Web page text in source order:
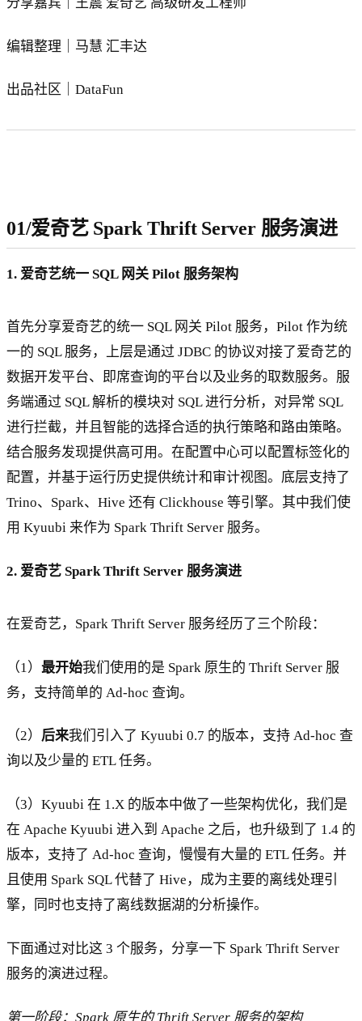
编辑整理｜马慧 汇丰达
出品社区｜DataFun
01/爱奇艺 Spark Thrift Server 服务演进
1. 爱奇艺统一 SQL 网关 Pilot 服务架构
首先分享爱奇艺的统一 SQL 网关 Pilot 服务，Pilot 作为统
一的 SQL 服务，上层是通过 JDBC 的协议对接了爱奇艺的
数据开发平台、即席查询的平台以及业务的取数服务。服
务端通过 SQL 解析的模块对 SQL 进行分析，对异常 SQL
进行拦截，并且智能的选择合适的执行策略和路由策略。
结合服务发现提供高可用。在配置中心可以配置标签化的
配置，并基于运行历史提供统计和审计视图。底层支持了
Trino、Spark、Hive 还有 Clickhouse 等引擎。其中我们使
用 Kyuubi 来作为 Spark Thrift Server 服务。
2. 爱奇艺 Spark Thrift Server 服务演进
在爱奇艺，Spark Thrift Server 服务经历了三个阶段：
（1） 最开始我们使用的是 Spark 原生的 Thrift Server 服
务，支持简单的 Ad-hoc 查询。
（2） 后来我们引入了 Kyuubi 0.7 的版本，支持 Ad-hoc 查
询以及少量的 ETL 任务。
（3）Kyuubi 在 1.X 的版本中做了一些架构优化，我们是
在 Apache Kyuubi 进入到 Apache 之后，也升级到了 1.4 的
版本，支持了 Ad-hoc 查询，慢慢有大量的 ETL 任务。并
且使用 Spark SQL 代替了 Hive，成为主要的离线处理引
擎，同时也支持了离线数据湖的分析操作。
下面通过对比这 3 个服务，分享一下 Spark Thrift Server
服务的演进过程。
第一阶段：Spark 原生的 Thrift Server 服务的架构